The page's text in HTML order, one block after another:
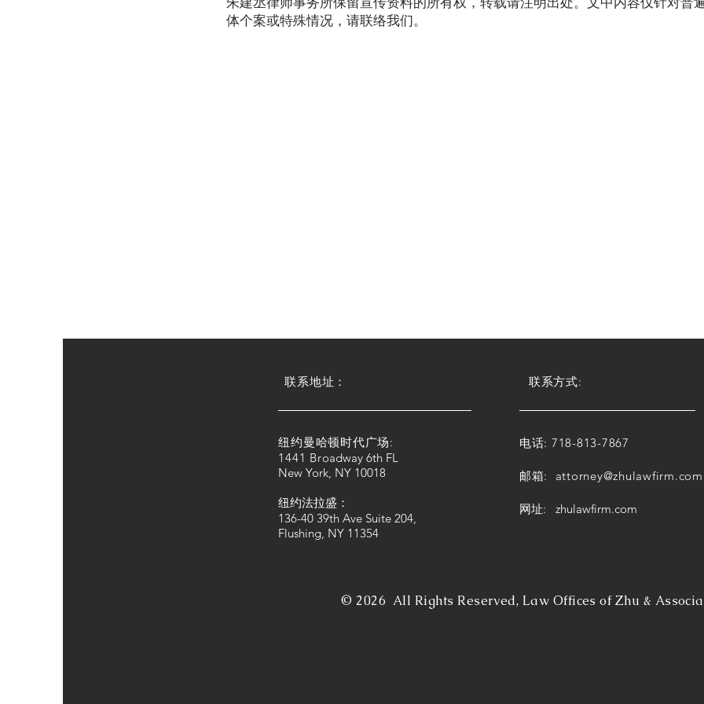
体个案或特殊情况，请联络我们。
​联系地址：
纽约曼哈顿时代广场:
1441 Broadway 6th FL
New York, NY 10018
纽约法拉盛：
136-40 39th Ave Suite 204,
Flushing, NY 11354
联系方式:
电话: 718-813-7867
邮箱: attorney@zhulawfirm.com
网址: zhulawfirm.com
© 2026 All Rights Reserved, Law Offices of Zhu &